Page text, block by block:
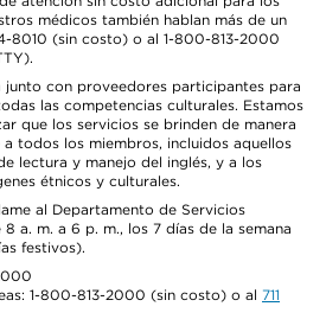
médicos también hablan más de un
8010 (sin costo) o al 1-800-813-2000
junto con proveedores participantes para
las competencias culturales. Estamos
que los servicios se brinden de manera
todos los miembros, incluidos aquellos
lectura y manejo del inglés, y a los
étnicos y culturales.
al Departamento de Servicios
a. m. a 6 p. m., los 7 días de la semana
festivos).
1-800-813-2000 (sin costo) o al 711